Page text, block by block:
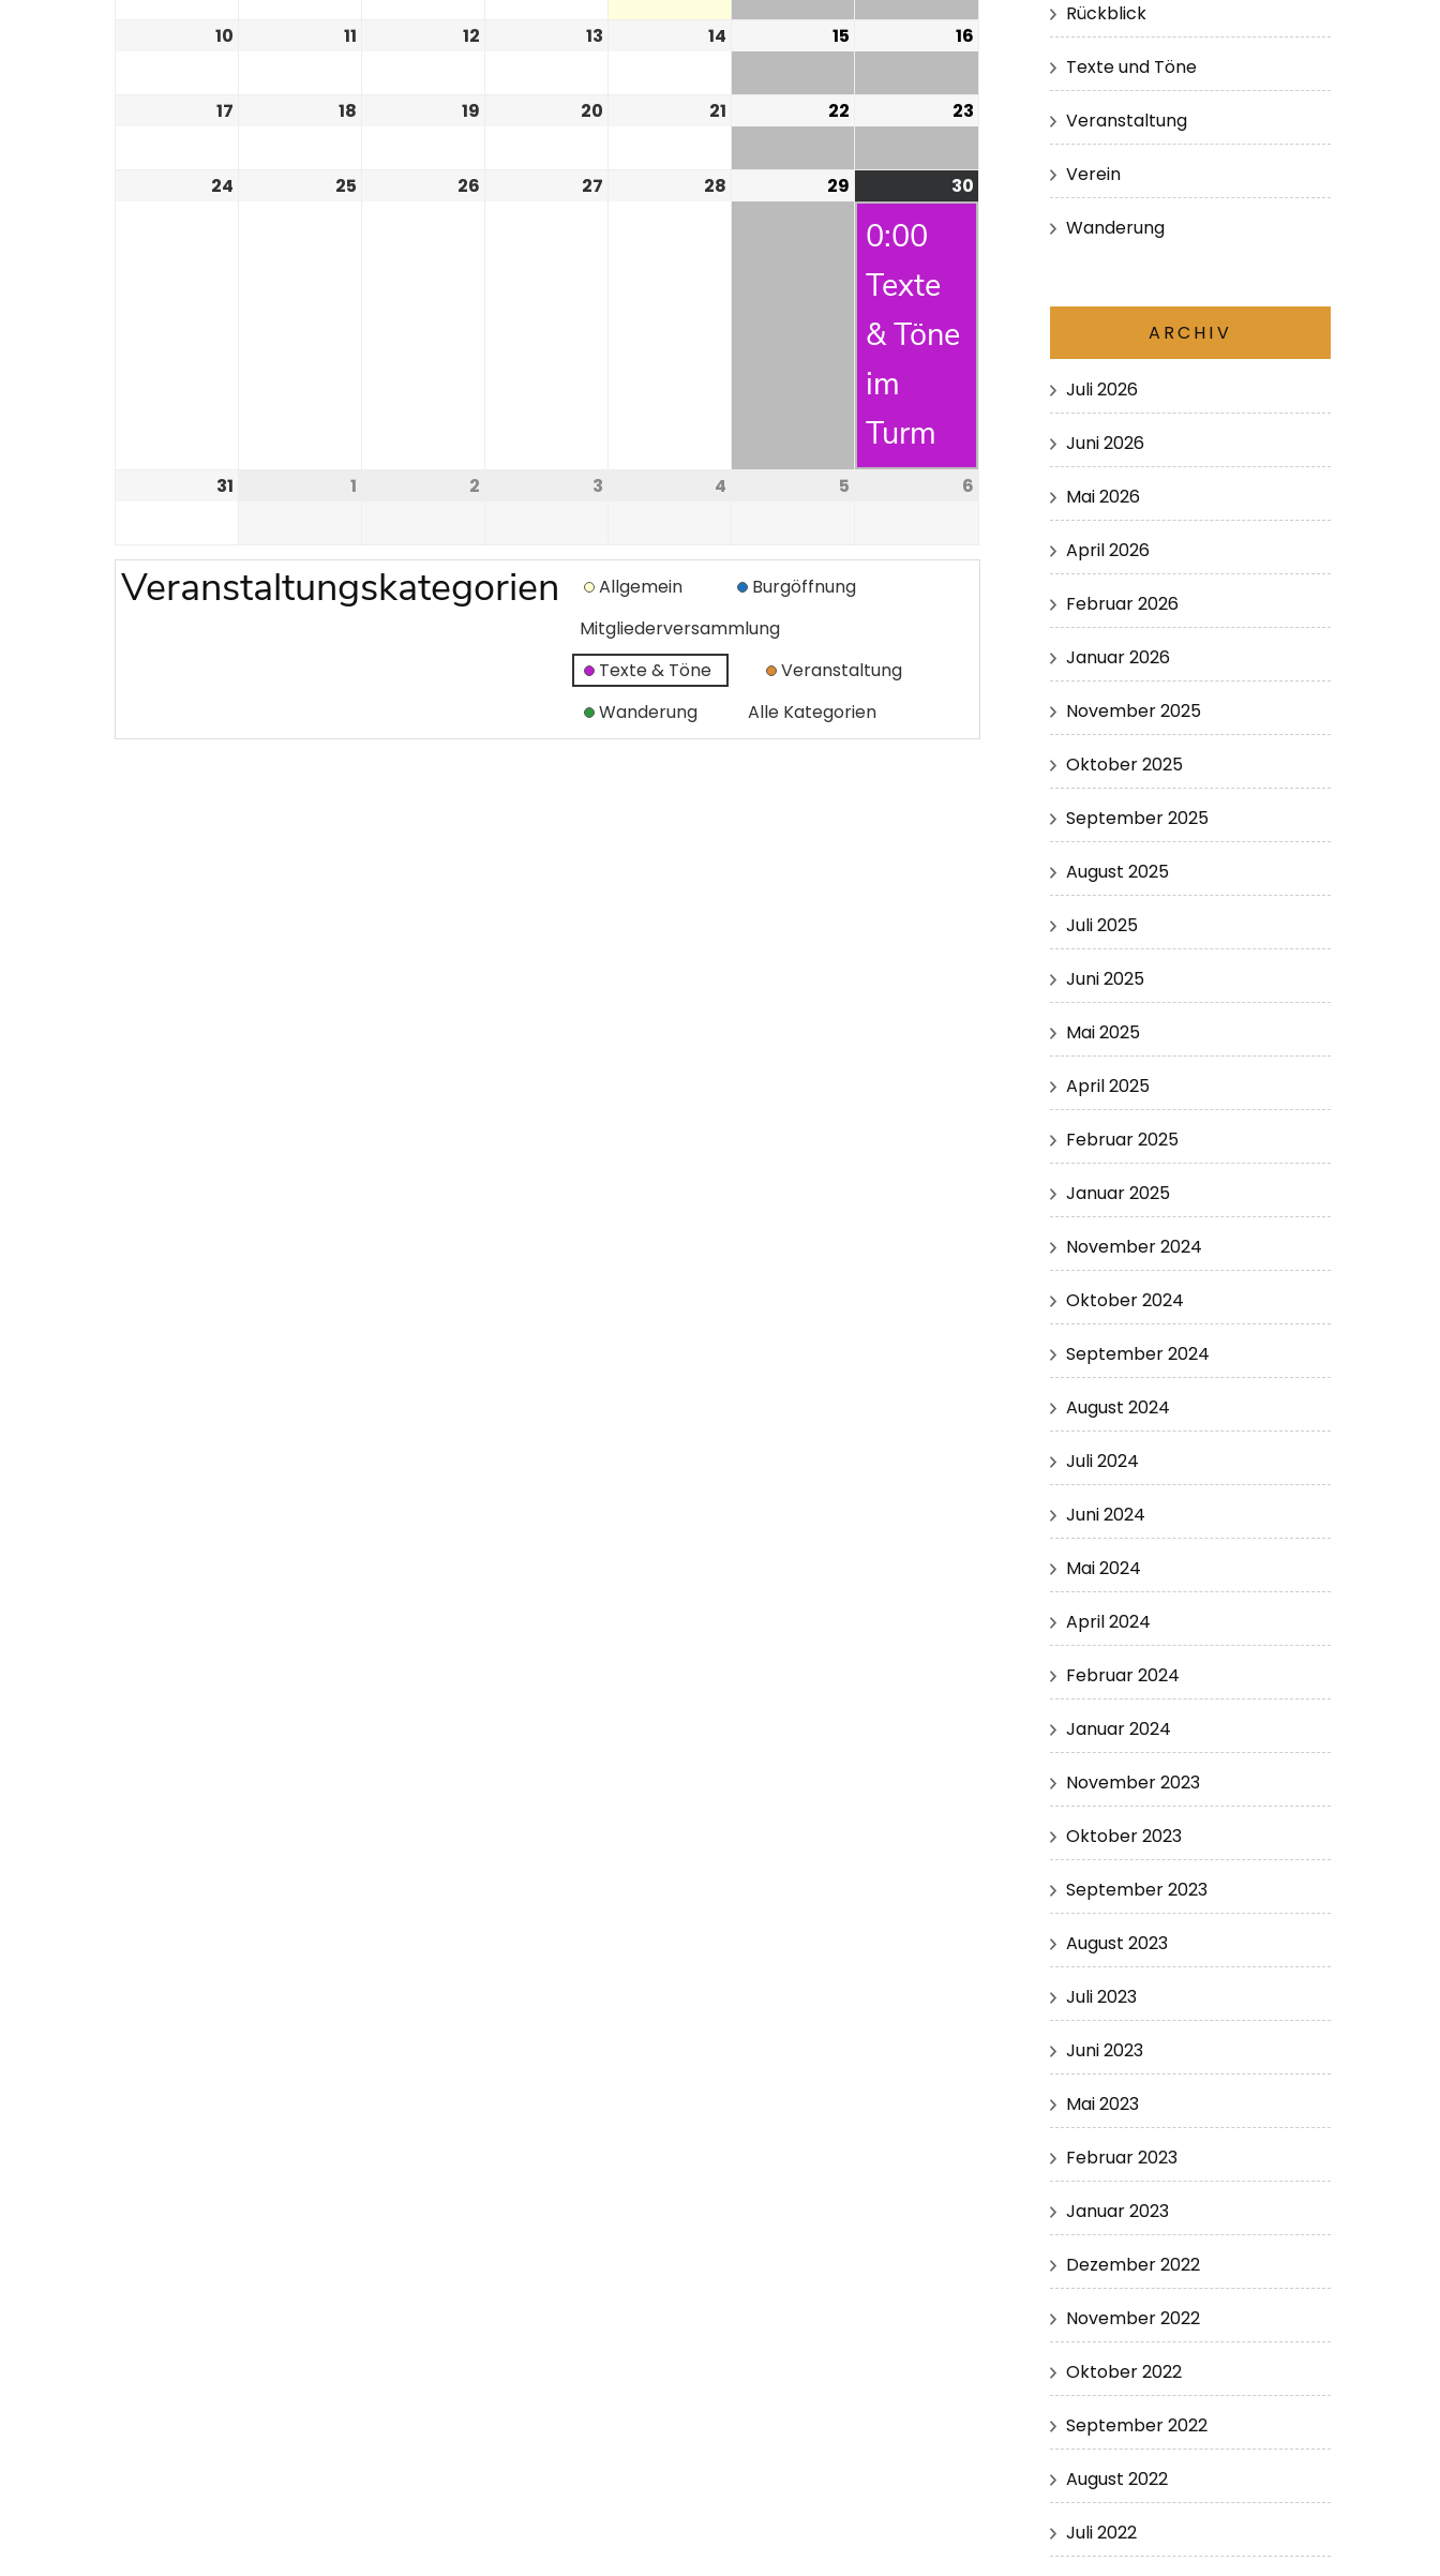
10 11 12 13 14 15 16
17 18 19 20 21 22 23
24 25 26 27 28 29 30
0:00
Texte
& Töne
im
Turm
31 1 2 3 4 5 6
Veranstaltungskategorien Allgemein
Burgöffnung
Mitgliederversammlung
Texte & Töne
Veranstaltung
Wanderung
Alle Kategorien
Rückblick
Texte und Töne
Veranstaltung
Verein
Wanderung
ARCHIV
Juli 2026
Juni 2026
Mai 2026
April 2026
Februar 2026
Januar 2026
November 2025
Oktober 2025
September 2025
August 2025
Juli 2025
Juni 2025
Mai 2025
April 2025
Februar 2025
Januar 2025
November 2024
Oktober 2024
September 2024
August 2024
Juli 2024
Juni 2024
Mai 2024
April 2024
Februar 2024
Januar 2024
November 2023
Oktober 2023
September 2023
August 2023
Juli 2023
Juni 2023
Mai 2023
Februar 2023
Januar 2023
Dezember 2022
November 2022
Oktober 2022
September 2022
August 2022
Juli 2022